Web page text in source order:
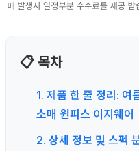
📋 목차
1. 제품 한 줄 정리: 여
소매 원피스 이지웨어
2. 상세 정보 및 스펙